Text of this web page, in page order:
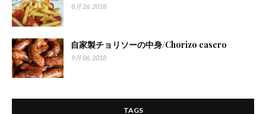
8月 26, 2018
自家製チョリソーの中身/Chorizo casero
9月 06, 2018
TAGS